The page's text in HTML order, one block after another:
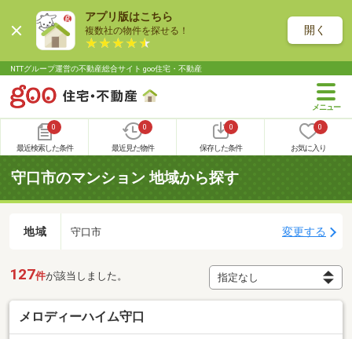
アプリ版はこちら
複数社の物件を探せる！ 開く
NTTグループ運営の不動産総合サイト goo住宅・不動産
0
最近検索した条件
0
最近見た物件
0
保存した条件
0
お気に入り
守口市のマンション 地域から探す
地域 守口市 変更する
127件が該当しました。
メロディーハイム守口